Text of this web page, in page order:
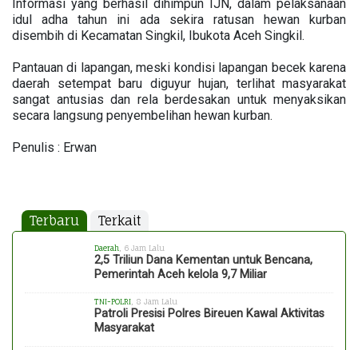
Informasi yang berhasil dihimpun IJN, dalam pelaksanaan
idul adha tahun ini ada sekira ratusan hewan kurban
disembih di Kecamatan Singkil, Ibukota Aceh Singkil.
Pantauan di lapangan, meski kondisi lapangan becek karena
daerah setempat baru diguyur hujan, terlihat masyarakat
sangat antusias dan rela berdesakan untuk menyaksikan
secara langsung penyembelihan hewan kurban.
Penulis : Erwan
Terbaru Terkait
Daerah , 6 Jam Lalu
2,5 Triliun Dana Kementan untuk Bencana,
Pemerintah Aceh kelola 9,7 Miliar
TNI-POLRI , 8 Jam Lalu
Patroli Presisi Polres Bireuen Kawal Aktivitas
Masyarakat